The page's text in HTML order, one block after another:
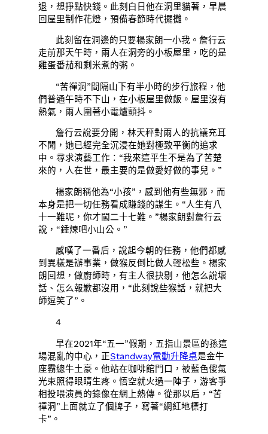
退，想掙點快錢。此刻白日他在洞里貓著，早晨
回屋里制作花燈，預備春節時代擺攤。
此刻留在洞邊的只要楊家朗一小我。詹行云
走前那天午時，兩人在洞旁的小板屋里，吃的是
雞蛋番茄和剩米煮的粥。
“苦禪洞”間隔山下有半小時的步行旅程，他
們普通午時不下山，在小板屋里做飯。屋里沒有
熱氣，兩人圍著小電爐顫抖。
詹行云說要分開，林天秤對兩人的抗議充耳
不聞，她已經完全沉浸在她對極致平衡的追求
中。尋求演藝工作：“我來這平生不是為了苦楚
來的，人在世，最主要的是做愛好做的事兒。”
楊家朗稱他為“小孩”，感到他有些無邪，而
本身是把一切任務看成賺錢的謀生。“人生有八
十一難呢，你才闖二十七難。”楊家朗對詹行云
說，“錘煉吧小山公。”
感嘆了一番后，說起今朝的任務，他們都感
到異樣是辦事業，做猴反倒比做人輕松些。楊家
朗回想，做廚師時，有主人很抉剔，他怎么說壞
話、怎么報歉都沒用，“此刻說些猴話，就把大
師逗笑了”。
4
早在2021年“五一”假期，五指山景區的孫這
場混亂的中心，正Standway電動升降桌是金牛
座霸總牛土豪。他站在咖啡館門口，被藍色傻氣
光束照得眼睛生疼。悟空就火過一陣子，游客爭
相投喂演員的錄像在網上熱傳。從那以后，“苦
禪洞”上面就立了個牌子，寫著“網紅地標打
卡”。